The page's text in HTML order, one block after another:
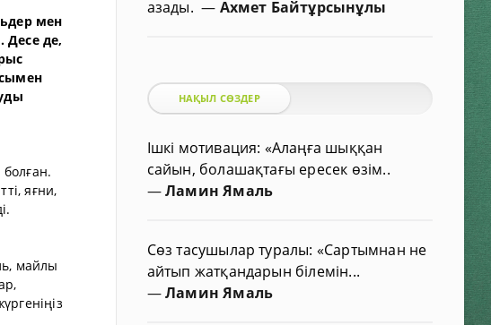
мен
Десе де,
яғни,
майлы
азады.— Ахмет Байтұрсынұлы
НАҚЫЛ СӨЗДЕР
Ішкі мотивация: «Алаңға шыққан
сайын, болашақтағы ересек өзім..
—Ламин Ямаль
Сөз тасушылар туралы: «Сартымнан не
айтып жатқандарын білемін...
—Ламин Ямаль